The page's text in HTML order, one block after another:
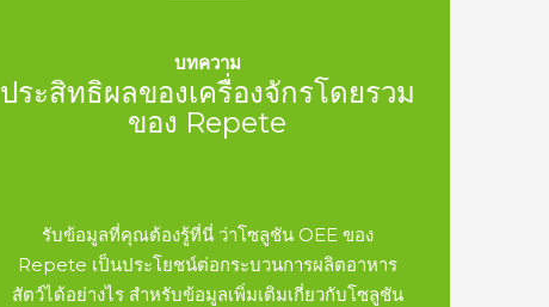
บทความ
ประสิทธิผลของเครื่องจักรโดยรวม
ของ Repete
รับข้อมูลที่คุณต้องรู้ที่นี่ ว่าโซลูชัน OEE ของ
Repete เป็นประโยชน์ต่อกระบวนการผลิตอาหาร
สัตว์ได้อย่างไร สำหรับข้อมูลเพิ่มเติมเกี่ยวกับโซลูชัน